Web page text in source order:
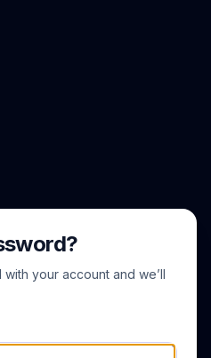
your account and we’ll